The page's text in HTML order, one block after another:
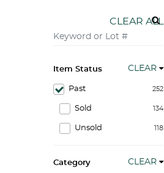
CLEAR ALL
Item Status CLEAR
252
Past
134
Sold
118
Unsold
Category CLEAR